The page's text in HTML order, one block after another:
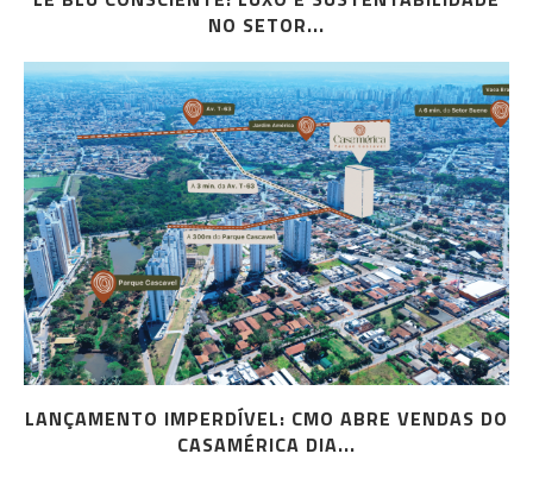
NO SETOR...
LANÇAMENTO IMPERDÍVEL: CMO ABRE VENDAS DO
CASAMÉRICA DIA...